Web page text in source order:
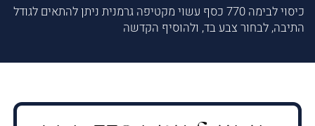
כיסוי לבימה 770 כסף עשוי מקטיפה גרמנית ניתן להתאים לגודל
התיבה, לבחור צבע בד, ולהוסיף הקדשה